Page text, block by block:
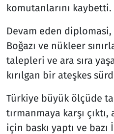
komutanlarını kaybetti.
Devam eden
Boğazı ve nükleer
talepleri ve ara sıra
kırılgan bir ateşkes
Türkiye büyük ölçüde
tırmanmaya karşı
için baskı yaptı ve
Seçim 2023
Spor
Teknoloji ve Bilim